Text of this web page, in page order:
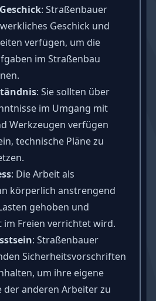
: Straßenbauer
Geschick und
verfügen, um die
im Straßenbau
: Sie sollten über
im Umgang mit
Werkzeugen verfügen
technische Pläne zu
: Die Arbeit als
körperlich anstrengend
gehoben und
Freien verrichtet wird.
: Straßenbauer
Sicherheitsvorschriften
um ihre eigene
der anderen Arbeiter zu